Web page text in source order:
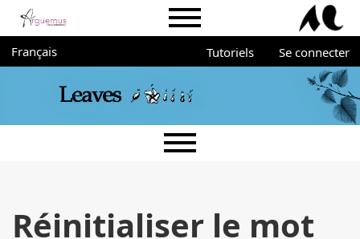
Aller directement au menu principal
Aller directement au contenu principal
Aller au pied de page
Menu du portail Arguemus
Changer de langue. La langue actuelle est :
Français
Administration Tutoriels Se connecter
Menu principal
Réinitialiser le mot